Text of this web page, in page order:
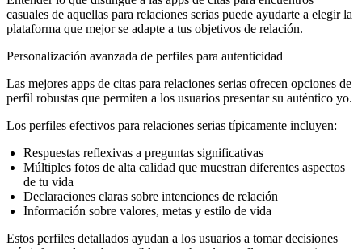
casuales de aquellas para relaciones serias puede ayudarte a elegir la
plataforma que mejor se adapte a tus objetivos de relación.
Personalización avanzada de perfiles para autenticidad
Las mejores apps de citas para relaciones serias ofrecen opciones de
perfil robustas que permiten a los usuarios presentar su auténtico yo.
Los perfiles efectivos para relaciones serias típicamente incluyen:
Respuestas reflexivas a preguntas significativas
Múltiples fotos de alta calidad que muestran diferentes aspectos
de tu vida
Declaraciones claras sobre intenciones de relación
Información sobre valores, metas y estilo de vida
Estos perfiles detallados ayudan a los usuarios a tomar decisiones